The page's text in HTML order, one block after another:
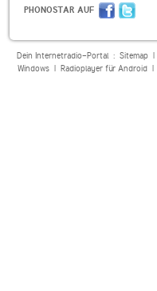
PHONOSTAR AUF
Dein Internetradio-Portal : Sitemap|
Windows| Radioplayer für Android|